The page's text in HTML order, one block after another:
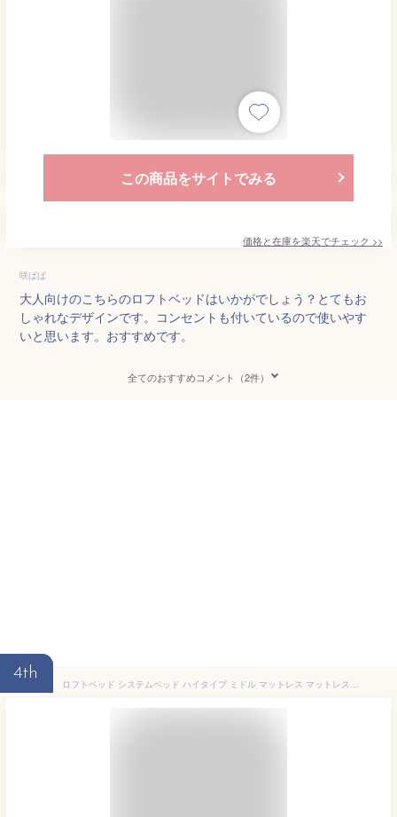
この商品をサイトでみる
価格と在庫を楽天でチェック >>
咲ぱぱ
大人向けのこちらのロフトベッドはいかがでしょう？とてもお
しゃれなデザインです。コンセントも付いているので使いやす
いと思います。おすすめです。
全てのおすすめコメント（2件）
4th
ロフトベッド システムベッド ハイタイプ ミドル マットレス マットレス付き 宮付き 宮棚 コンセント 机 デスク 大人 大人用 子供 おしゃれ シングル 収納 白 黒 高さ 調整 はしご パイプ スチール